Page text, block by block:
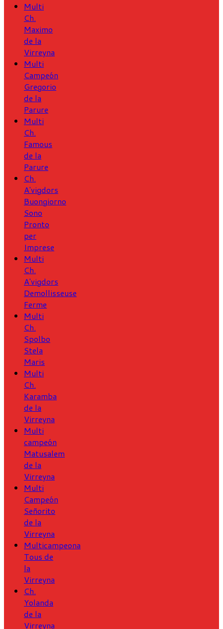
Multi
Ch.
Maximo
de la
Virreyna
Multi
Campeón
Gregorio
de la
Parure
Multi
Ch.
Famous
de la
Parure
Ch.
A'vigdors
Buongiorno
Sono
Pronto
per
Imprese
Multi
Ch.
A'vigdors
Demollisseuse
Ferme
Multi
Ch.
Spolbo
Stela
Maris
Multi
Ch.
Karamba
de la
Virreyna
Multi
campeón
Matusalem
de la
Virreyna
Multi
Campeón
Señorito
de la
Virreyna
Multicampeona
Tous de
la
Virreyna
Ch.
Yolanda
de la
Virreyna